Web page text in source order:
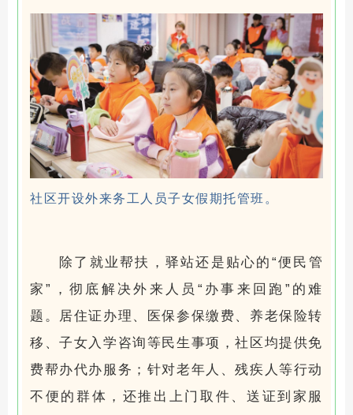
社区开设外来务工人员子女假期托管班。
除了就业帮扶，驿站还是贴心的“便民管
家”，彻底解决外来人员“办事来回跑”的难
题。居住证办理、医保参保缴费、养老保险转
移、子女入学咨询等民生事项，社区均提供免
费帮办代办服务；针对老年人、残疾人等行动
不便的群体，还推出上门取件、送证到家服